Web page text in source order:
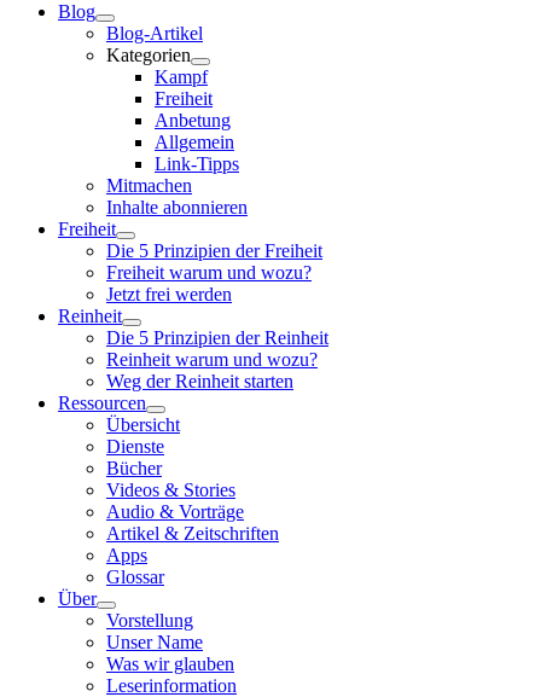
Blog
Blog-Artikel
Kategorien
Kampf
Freiheit
Anbetung
Allgemein
Link-Tipps
Mitmachen
Inhalte abonnieren
Freiheit
Die 5 Prinzipien der Freiheit
Freiheit warum und wozu?
Jetzt frei werden
Reinheit
Die 5 Prinzipien der Reinheit
Reinheit warum und wozu?
Weg der Reinheit starten
Ressourcen
Übersicht
Dienste
Bücher
Videos & Stories
Audio & Vorträge
Artikel & Zeitschriften
Apps
Glossar
Über
Vorstellung
Unser Name
Was wir glauben
Leser­infor­mation